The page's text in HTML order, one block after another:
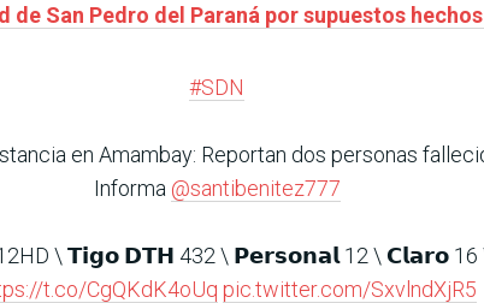
San Pedro del Paraná por supuestos
#SDN
en Amambay: Reportan dos personas
Informa @santibenitez777
\ 𝗧𝗶𝗴𝗼 𝗗𝗧𝗛 432 \ 𝗣𝗲𝗿𝘀𝗼𝗻𝗮𝗹 12 \ 𝗖𝗹𝗮𝗿𝗼
t.co/CgQKdK4oUq pic.twitter.com/SxvlndXjR5